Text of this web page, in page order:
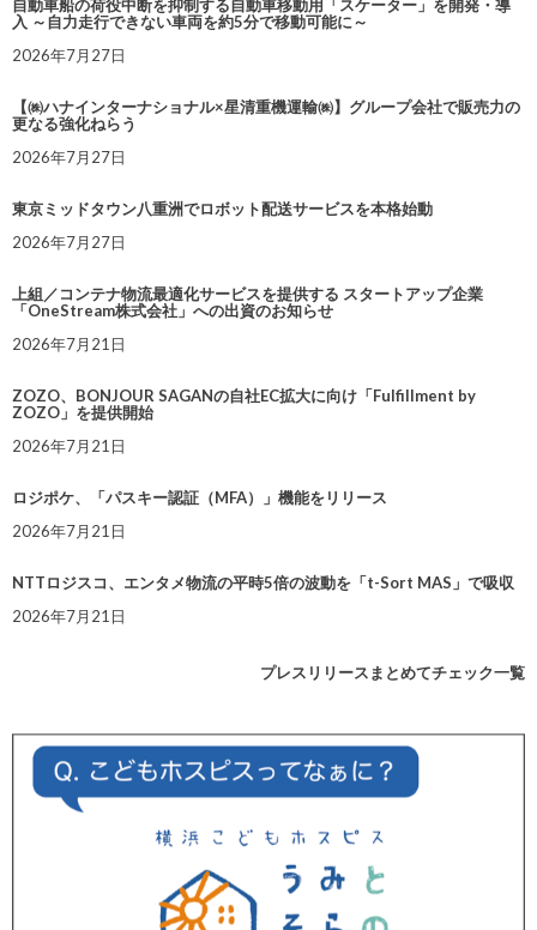
自動車船の荷役中断を抑制する自動車移動用「スケーター」を開発・導
入 ～自力走行できない車両を約5分で移動可能に～
2026年7月27日
【㈱ハナインターナショナル×星清重機運輸㈱】グループ会社で販売力の
更なる強化ねらう
2026年7月27日
東京ミッドタウン八重洲でロボット配送サービスを本格始動
2026年7月27日
上組／コンテナ物流最適化サービスを提供する スタートアップ企業
「OneStream株式会社」への出資のお知らせ
2026年7月21日
ZOZO、BONJOUR SAGANの自社EC拡大に向け「Fulfillment by
ZOZO」を提供開始
2026年7月21日
ロジポケ、「パスキー認証（MFA）」機能をリリース
2026年7月21日
NTTロジスコ、エンタメ物流の平時5倍の波動を「t-Sort MAS」で吸収
2026年7月21日
プレスリリースまとめてチェック一覧